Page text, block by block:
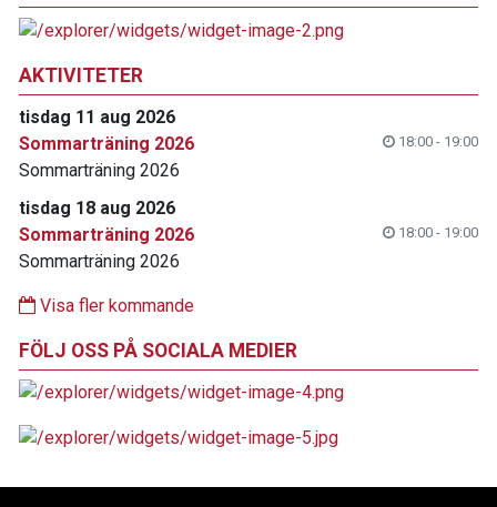
AKTIVITETER
tisdag 11 aug 2026
Sommarträning 2026
18:00 - 19:00
Sommarträning 2026
tisdag 18 aug 2026
Sommarträning 2026
18:00 - 19:00
Sommarträning 2026
Visa fler kommande
FÖLJ OSS PÅ SOCIALA MEDIER